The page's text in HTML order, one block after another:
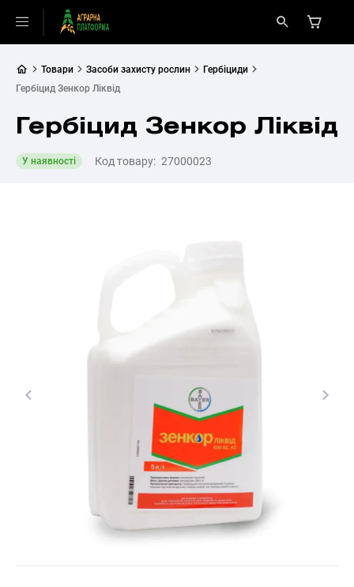
Товари Засоби захисту рослин
Гербіциди
Гербіцид Зенкор Ліквід
Гербіцид Зенкор Ліквід
У наявності Код товару: 27000023